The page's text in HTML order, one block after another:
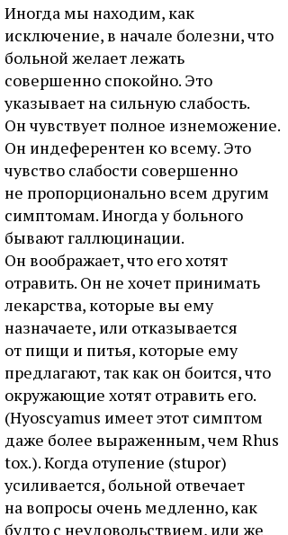
Иногда мы находим, как
исключение, в начале болезни, что
больной желает лежать
совершенно спокойно. Это
указывает на сильную слабость.
Он чувствует полное изнеможение.
Он индеферентен ко всему. Это
чувство слабости совершенно
не пропорционально всем другим
симптомам. Иногда у больного
бывают галлюцинации.
Он воображает, что его хотят
отравить. Он не хочет принимать
лекарства, которые вы ему
назначаете, или отказывается
от пищи и питья, которые ему
предлагают, так как он боится, что
окружающие хотят отравить его.
(Hyoscyamus имеет этот симптом
даже более выраженным, чем Rhus
tox.). Когда отупение (stupor)
усиливается, больной отвечает
на вопросы очень медленно, как
будто с неудовольствием, или же